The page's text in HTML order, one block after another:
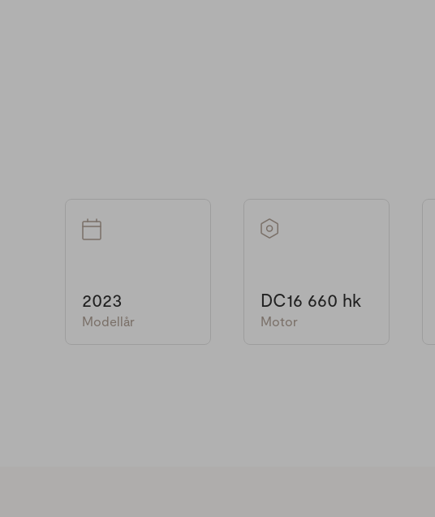
2023
Modellår
DC16 660 hk
Motor